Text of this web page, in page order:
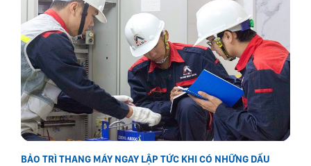
BẢO TRÌ THANG MÁY NGAY LẬP TỨC KHI CÓ NHỮNG DẤU